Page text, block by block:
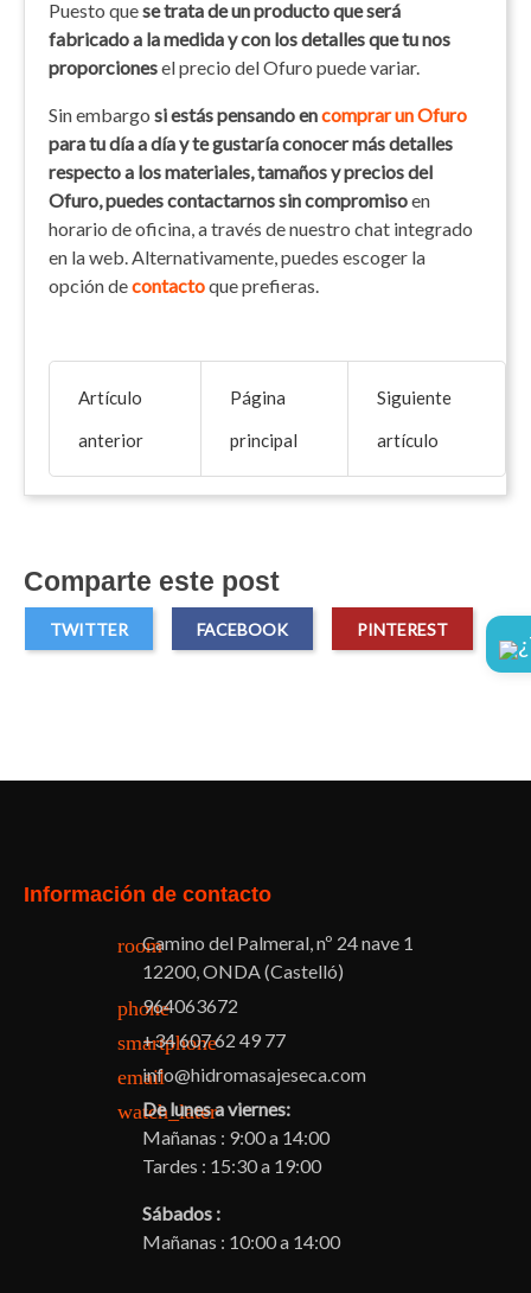
Puesto quese trata de un producto que será
fabricado a la medida y con los detalles que tu nos
proporcionesel precio del Ofuro puede variar.
Sin embargo si estás pensando encomprar un Ofuro
para tu día a día y te gustaría conocer más detalles
respecto a los materiales, tamaños y precios del
Ofuro, puedes contactarnos sin compromisoen
horario de oficina, a través de nuestro chat integrado
en la web. Alternativamente, puedes escoger la
opción decontactoque prefieras.
Artículo
anterior
Página
principal
Siguiente
artículo
Comparte este post
TWITTER FACEBOOK PINTEREST
Información de contacto
roomCamino del Palmeral, nº 24 nave 1
12200, ONDA (Castelló)
phone964063672
smartphone
+34 607 62 49 77
emailinfo@hidromasajeseca.com
watch_later
De lunes a viernes:
Mañanas : 9:00 a 14:00
Tardes : 15:30 a 19:00
Sábados :
Mañanas : 10:00 a 14:00